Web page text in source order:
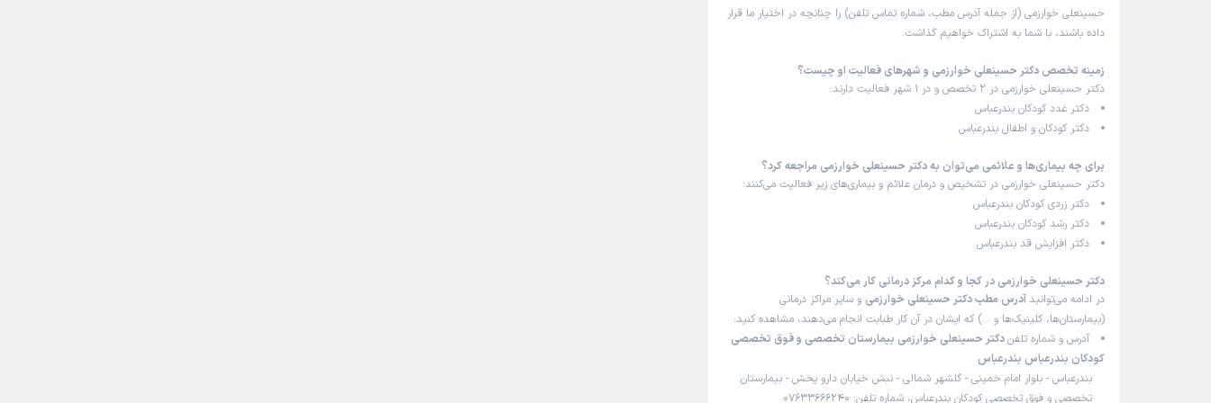
حسینعلی خوارزمی (از جمله آدرس مطب، شماره تماس تلفن) را چنانچه در اختیار ما قرار
داده باشند، با شما به اشتراک خواهیم گذاشت.
زمینه تخصص دکتر حسینعلی خوارزمی و شهرهای فعالیت او چیست؟
دکتر حسینعلی خوارزمی در 2 تخصص و در 1 شهر فعالیت دارند:
دکتر غدد کودکان بندرعباس
دکتر کودکان و اطفال بندرعباس
برای چه بیماری‌ها و علائمی می‌توان به دکتر حسینعلی خوارزمی مراجعه کرد؟
دکتر حسینعلی خوارزمی در تشخیص و درمان علائم و بیماری‌های زیر فعالیت می‌کنند:
دکتر زردی کودکان بندرعباس
دکتر رشد کودکان بندرعباس
دکتر افزایش قد بندرعباس
دکتر حسینعلی خوارزمی در کجا و کدام مرکز درمانی کار می‌کند؟
در ادامه می‌توانید آدرس مطب دکتر حسینعلی خوارزمی و سایر مراکز درمانی
(بیمارستان‌ها، کلینیک‌ها و …) که ایشان در آن کار طبابت انجام می‌دهند، مشاهده کنید:
آدرس و شماره تلفندکتر حسینعلی خوارزمی بیمارستان تخصصی و فوق تخصصی
کودکان بندرعباس بندرعباس
بندرعباس - بلوار امام خمینی - گلشهر شمالی - نبش خیابان دارو پخش - بیمارستان
تخصصی و فوق تخصصی کودکان بندرعباس، شماره تلفن: 07633666240